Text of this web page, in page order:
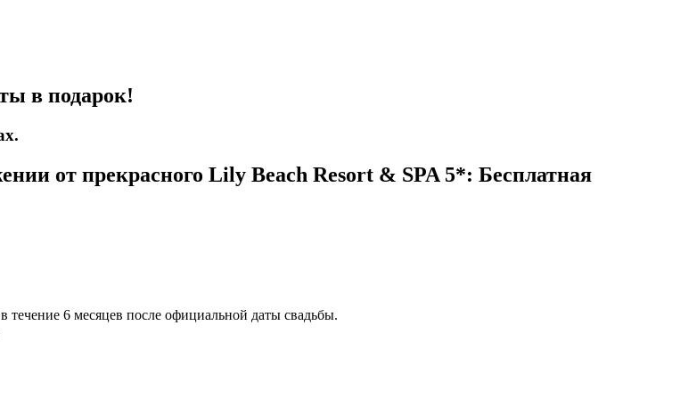
в подарок!
от прекрасного Lily Beach Resort & SPA 5*: Бесплатная
6 месяцев после официальной даты свадьбы.